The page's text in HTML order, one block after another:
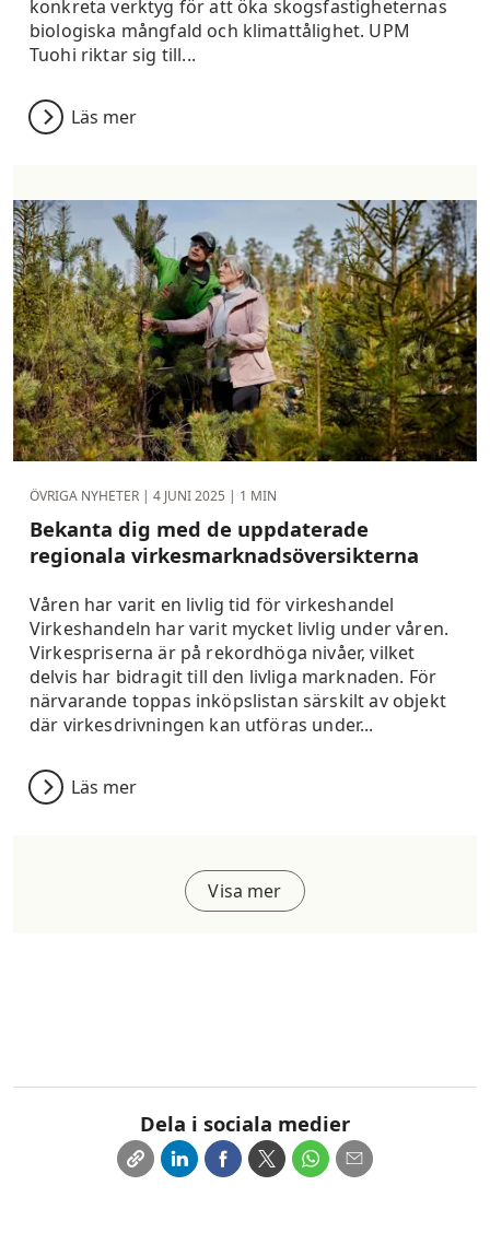
konkreta verktyg för att öka skogsfastigheternas
biologiska mångfald och klimattålighet. UPM
Tuohi riktar sig till...
Läs mer
ÖVRIGA NYHETER | 4 JUNI 2025 | 1 MIN
Bekanta dig med de uppdaterade
regionala virkesmarknadsöversikterna
Våren har varit en livlig tid för virkeshandel
Virkeshandeln har varit mycket livlig under våren.
Virkespriserna är på rekordhöga nivåer, vilket
delvis har bidragit till den livliga marknaden. För
närvarande toppas inköpslistan särskilt av objekt
där virkesdrivningen kan utföras under...
Läs mer
Visa mer
Dela i sociala medier